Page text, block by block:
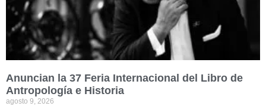
Anuncian la 37 Feria Internacional del Libro de
Antropología e Historia
agosto 9, 2026